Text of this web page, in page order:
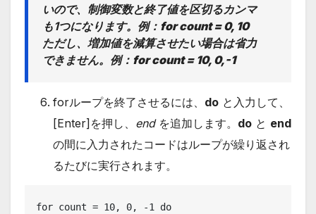
いので、制御変数と終了値を区切るカンマ
も1つになります。例： for count = 0, 10
ただし、増加値を減算させたい場合は省力
できません。 例： for count = 10, 0,-1
forループを終了させるには、 do と入力して、
[Enter]を押し、 endを追加します。 do と end
の間に入力されたコードはループが繰り返され
るたびに実行されます。
for count = 10, 0, -1 do